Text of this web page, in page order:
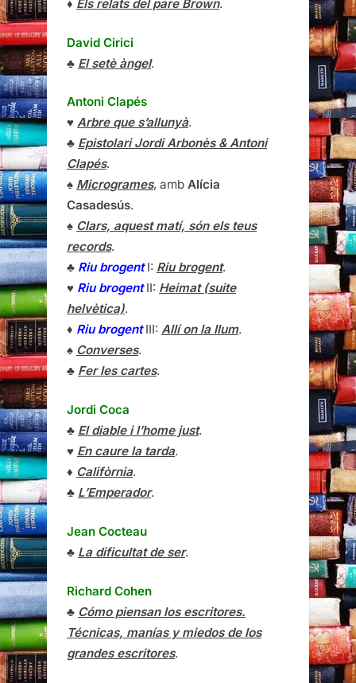
♦ Els relats del pare Brown.
David Cirici
♣ El setè àngel.
Antoni Clapés
♥ Arbre que s’allunyà.
♣ Epistolari Jordi Arbonès & Antoni
Clapés.
♠ Microgrames, amb Alícia
Casadesús.
♠ Clars, aquest matí, són els teus
records.
♣ Riu brogentI: Riu brogent.
♥ Riu brogentII: Heimat (suite
helvètica).
♦ Riu brogentIII: Allí on la llum.
♠ Converses.
♣ Fer les cartes.
Jordi Coca
♣ El diable i l’home just.
♥ En caure la tarda.
♦ Califòrnia.
♣ L’Emperador.
Jean Cocteau
♣ La dificultat de ser.
Richard Cohen
♣ Cómo piensan los escritores.
Técnicas, manías y miedos de los
grandes escritores.